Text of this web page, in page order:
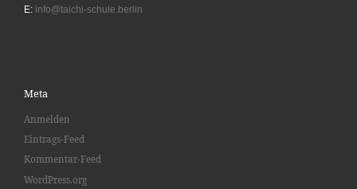
E: info@taichi-schule.berlin
Meta
Anmelden
Eintrags-Feed
Kommentar-Feed
WordPress.org